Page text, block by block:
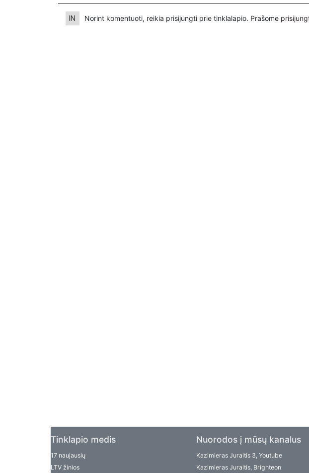
Norint komentuoti, reikia prisijungti prie tinklalapio. Prašome
Tinklapio medis
17 naujausių
LTV žinios
Nuorodos į mūsų kanalus
Kazimieras Juraitis 3, Youtube
Kazimieras Juraitis, Brighteon